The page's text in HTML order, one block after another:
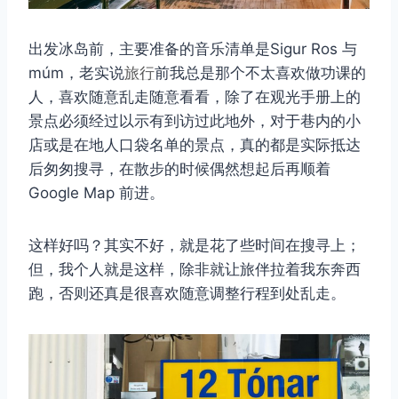
出发冰岛前，主要准备的音乐清单是Sigur Ros 与
múm，老实说旅行前我总是那个不太喜欢做功课的
人，喜欢随意乱走随意看看，除了在观光手册上的
景点必须经过以示有到访过此地外，对于巷内的小
店或是在地人口袋名单的景点，真的都是实际抵达
后匆匆搜寻，在散步的时候偶然想起后再顺着
Google Map 前进。
这样好吗？其实不好，就是花了些时间在搜寻上；
但，我个人就是这样，除非就让旅伴拉着我东奔西
跑，否则还真是很喜欢随意调整行程到处乱走。